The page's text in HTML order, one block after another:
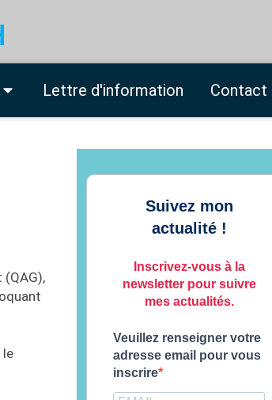
Lettre d'information Contact
(QAG),
le
Suivez mon
actualité !
Inscrivez-vous à la
newsletter pour suivre
mes actualités.
Veuillez renseigner votre
adresse email pour vous
inscrire